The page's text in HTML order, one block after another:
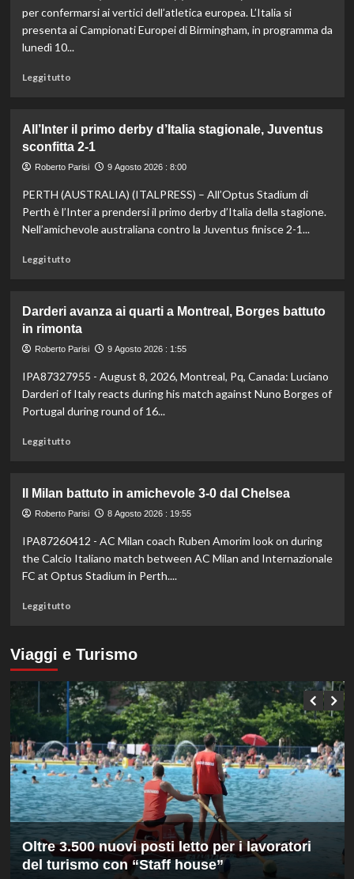
problema
al
ginocchio
destro:
sto
preparazione
per
Us
Open”
per confermarsi ai vertici dell’atletica europea. L’Italia si
presenta ai Campionati Europei di Birmingham, in programma da
lunedì 10...
Leggi tuttoLeggi
Italia
verso
gli
di
atletica,
Jacobs
difendere
gli
ori
Roma
All’Inter il primo derby d’Italia stagionale, Juventus
sconfitta 2-1
Roberto Parisi 9 Agosto 2026 : 8:00
PERTH (AUSTRALIA) (ITALPRESS) – All’Optus Stadium di
Perth è l’Inter a prendersi il primo derby d’Italia della stagione.
Nell’amichevole australiana contro la Juventus finisce 2-1...
Leggi tuttoLeggi
All’Inter
il
primo
d’Italia
stagionale,
Juventus
Darderi avanza ai quarti a Montreal, Borges battuto
in rimonta
Roberto Parisi 9 Agosto 2026 : 1:55
IPA87327955 - August 8, 2026, Montreal, Pq, Canada: Luciano
Darderi of Italy reacts during his match against Nuno Borges of
Portugal during round of 16...
Leggi tuttoLeggi
Darderi
avanza
quarti
a
Montreal,
battuto
Il Milan battuto in amichevole 3-0 dal Chelsea
Roberto Parisi 8 Agosto 2026 : 19:55
IPA87260412 - AC Milan coach Ruben Amorim look on during
the Calcio Italiano match between AC Milan and Internazionale
FC at Optus Stadium in Perth....
Leggi tuttoLeggi
su
Milan
battuto
in
amichevole
3-
0
dal
Chelsea
Viaggi e Turismo
Oltre 3.500 nuovi posti letto per i lavoratori
del turismo con “Staff house”